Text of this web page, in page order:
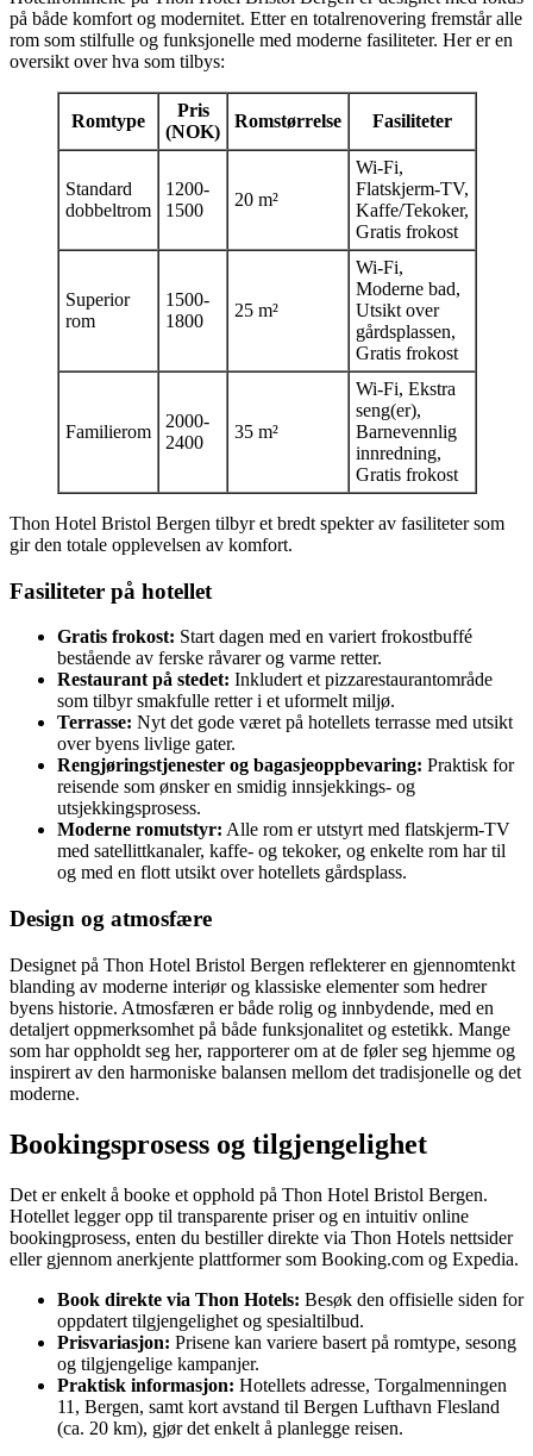
på både komfort og modernitet. Etter en totalrenovering fremstår alle
rom som stilfulle og funksjonelle med moderne fasiliteter. Her er en
oversikt over hva som tilbys:
Romtype
Pris
(NOK)
Romstørrelse Fasiliteter
Standard
dobbeltrom
1200-
1500
20 m²
Wi-Fi,
Flatskjerm-TV,
Kaffe/Tekoker,
Gratis frokost
Superior
rom
1500-
1800
25 m²
Wi-Fi,
Moderne bad,
Utsikt over
gårdsplassen,
Gratis frokost
Familierom
2000-
2400
35 m²
Wi-Fi, Ekstra
seng(er),
Barnevennlig
innredning,
Gratis frokost
Thon Hotel Bristol Bergen tilbyr et bredt spekter av fasiliteter som
gir den totale opplevelsen av komfort.
Fasiliteter på hotellet
Gratis frokost: Start dagen med en variert frokostbuffé
bestående av ferske råvarer og varme retter.
Restaurant på stedet: Inkludert et pizzarestaurantområde
som tilbyr smakfulle retter i et uformelt miljø.
Terrasse: Nyt det gode været på hotellets terrasse med utsikt
over byens livlige gater.
Rengjøringstjenester og bagasjeoppbevaring: Praktisk for
reisende som ønsker en smidig innsjekkings- og
utsjekkingsprosess.
Moderne romutstyr: Alle rom er utstyrt med flatskjerm-TV
med satellittkanaler, kaffe- og tekoker, og enkelte rom har til
og med en flott utsikt over hotellets gårdsplass.
Design og atmosfære
Designet på Thon Hotel Bristol Bergen reflekterer en gjennomtenkt
blanding av moderne interiør og klassiske elementer som hedrer
byens historie. Atmosfæren er både rolig og innbydende, med en
detaljert oppmerksomhet på både funksjonalitet og estetikk. Mange
som har oppholdt seg her, rapporterer om at de føler seg hjemme og
inspirert av den harmoniske balansen mellom det tradisjonelle og det
moderne.
Bookingsprosess og tilgjengelighet
Det er enkelt å booke et opphold på Thon Hotel Bristol Bergen.
Hotellet legger opp til transparente priser og en intuitiv online
bookingprosess, enten du bestiller direkte via Thon Hotels nettsider
eller gjennom anerkjente plattformer som Booking.com og Expedia.
Book direkte via Thon Hotels: Besøk den offisielle siden for
oppdatert tilgjengelighet og spesialtilbud.
Prisvariasjon: Prisene kan variere basert på romtype, sesong
og tilgjengelige kampanjer.
Praktisk informasjon: Hotellets adresse, Torgalmenningen
11, Bergen, samt kort avstand til Bergen Lufthavn Flesland
(ca. 20 km), gjør det enkelt å planlegge reisen.